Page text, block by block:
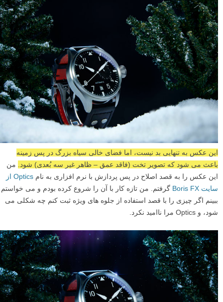
این عکس به تنهایی بد نیست، اما فضای خالی سیاه بزرگ در پس زمینه
باعث می شود که تصویر تخت (فاقد عمق – ظاهر غیر سه بُعدی) شود. من
این عکس را به قصد اصلاح در پس پردازش با نرم افزاری به نام
Optics از
سایت Boris FX
گرفتم. من تازه کار با آن را شروع کرده بودم و می خواستم
ببینم اگر چیزی را با قصد استفاده از جلوه های ویژه ثبت کنم چه شکلی می
شود، و Optics مرا ناامید نکرد.